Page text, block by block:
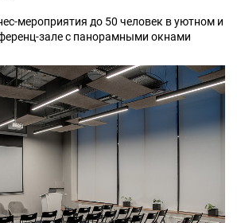
мероприятия до 50 человек в уютном и
зале с панорамными окнами